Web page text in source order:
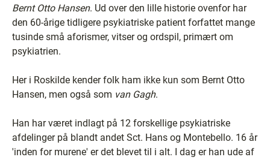
Bernt Otto Hansen. Ud over den lille historie ovenfor har
den 60-årige tidligere psykiatriske patient forfattet mange
tusinde små aforismer, vitser og ordspil, primært om
psykiatrien.
Her i Roskilde kender folk ham ikke kun som Bernt Otto
Hansen, men også som van Gagh.
Han har været indlagt på 12 forskellige psykiatriske
afdelinger på blandt andet Sct. Hans og Montebello. 16 år
'inden for murene' er det blevet til i alt. I dag er han ude af